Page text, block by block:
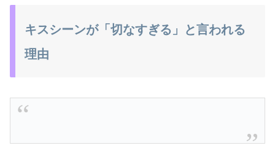
キスシーンが「切なすぎる」と言われる
理由